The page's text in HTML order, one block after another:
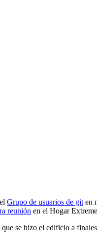
Grupo de usuarios de git en
reunión en el Hogar
se hizo el edificio a